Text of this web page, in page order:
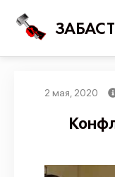
2 мая, 2020